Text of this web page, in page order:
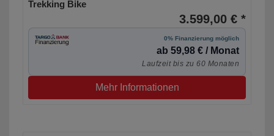
Trekking Bike
3.599,00 € *
0% Finanzierung möglich
ab 59,98 € / Monat
Laufzeit bis zu 60 Monaten
Mehr Informationen